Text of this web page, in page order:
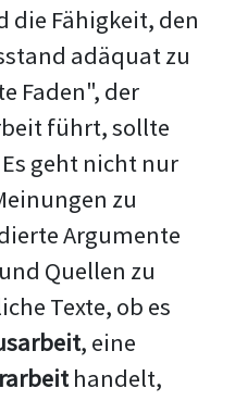
die Fähigkeit, den
adäquat zu
Faden", der
führt, sollte
geht nicht nur
zu
Argumente
Quellen zu
Texte, ob es
, eine
handelt,